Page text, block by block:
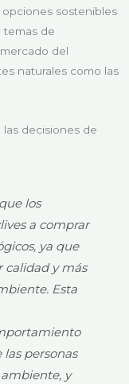
opciones sostenibles
temas de
del
naturales como las
decisiones de
los
a comprar
ya que
calidad y más
Esta
personas
y